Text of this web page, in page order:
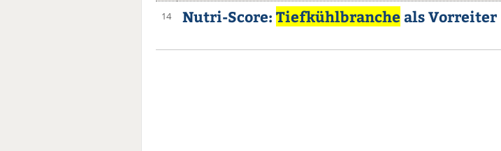
14 Nutri-Score: Tiefkühlbrancheals Vorreiter